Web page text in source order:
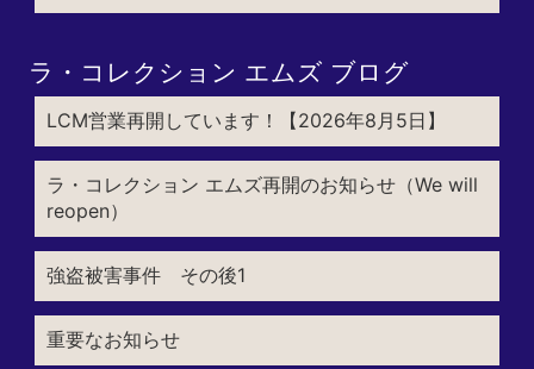
ラ・コレクション エムズ ブログ
LCM営業再開しています！【2026年8月5日】
ラ・コレクション エムズ再開のお知らせ（We will
reopen）
強盗被害事件 その後1
重要なお知らせ